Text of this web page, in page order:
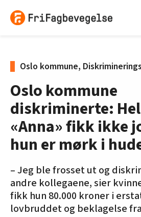
Oslo kommune,
Oslo kommune
diskriminerte:
«Anna» fikk ikke
hun er mørk i
– Jeg ble frosset ut og
andre kollegaene, sier
fikk hun 80.000 kroner i
lovbruddet og beklagelse